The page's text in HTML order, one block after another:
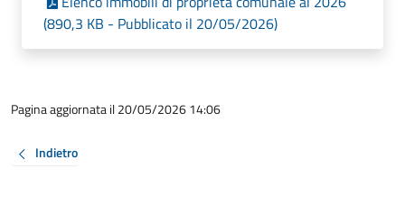
(890,3 KB - Pubblicato il 20/05/2026)
Pagina aggiornata il 20/05/2026 14:06
Indietro